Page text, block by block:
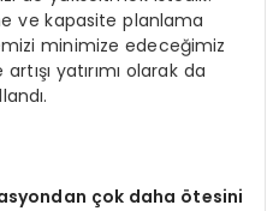
ve kapasite planlama
minimize edeceğimiz
yatırımı olarak da
çok daha ötesini